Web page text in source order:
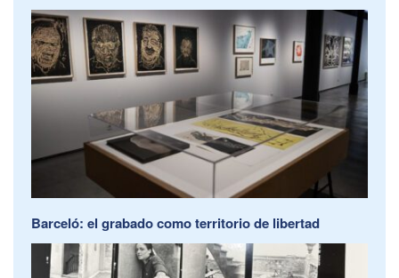
Barceló: el grabado como territorio de libertad